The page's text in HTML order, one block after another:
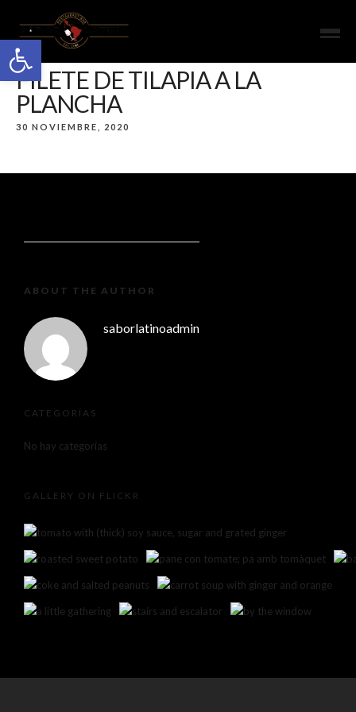
Open toolbar
FILETE DE TILAPIA A LA
PLANCHA
30 NOVIEMBRE, 2020
ABOUT THE AUTHOR
saborlatinoadmin
CATEGORÍAS
No hay categorías
GALLERY ON FLICKR